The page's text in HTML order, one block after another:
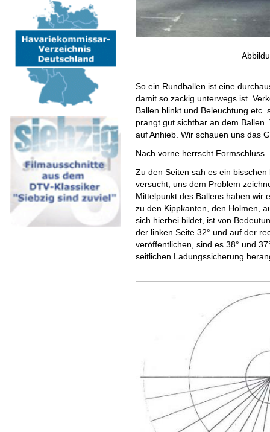
So ein Rundballen ist eine
damit so zackig unterwegs ist.
Ballen blinkt und Beleuchtung etc.
prangt gut sichtbar an dem
auf Anhieb. Wir schauen uns das
Nach vorne herrscht Formschluss.
Zu den Seiten sah es ein
versucht, uns dem Problem
Mittelpunkt des Ballens haben wir
zu den Kippkanten, den Holmen,
sich hierbei bildet, ist von
der linken Seite 32° und auf der
veröffentlichen, sind es 38° und
seitlichen Ladungssicherung